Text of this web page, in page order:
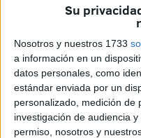
Su
Nosotros y nuestros 1733
a información en un
datos personales, como
estándar enviada por un
personalizado, medición de
investigación de audiencia
permiso, nosotros y
Sin embargo, una cosa
distinta, la realidad.
polémica de estas
de Ceuta, de cara a la
ha considerado como no
Funcionario.
Si esta norma la